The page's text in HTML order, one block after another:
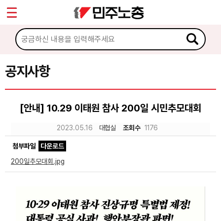
공지사항
[안내] 10.29 이태원 참사 200일 시민추모대회
2023.05.16 대협실 조회수 1176
첨부파일
다운로드
200일추모대회.jpg
마이페이지
소개
소식
공지사항
성명·보도
노동상담
부설기관
Sketchbook5, 스케치북5
Sketchbook5, 스케치북5